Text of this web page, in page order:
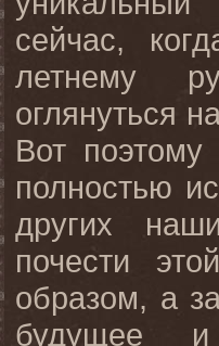
сейчас,
летнему
оглянуться
Вот
полностью
других
почести
образом, а
будущее